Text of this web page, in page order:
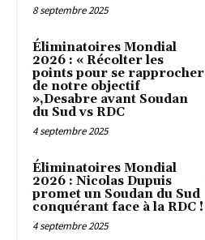
8 septembre 2025
Éliminatoires Mondial
2026 : « Récolter les
points pour se rapprocher
de notre objectif
»,Desabre avant Soudan
du Sud vs RDC
4 septembre 2025
Éliminatoires Mondial
2026 : Nicolas Dupuis
promet un Soudan du Sud
conquérant face à la RDC !
4 septembre 2025